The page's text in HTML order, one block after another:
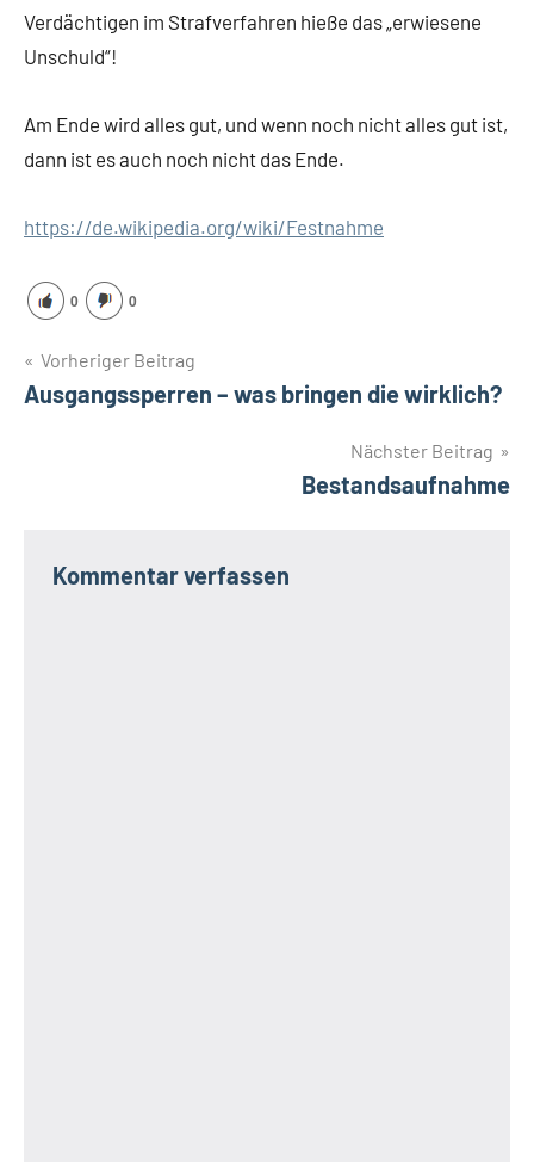
Verdächtigen im Strafverfahren hieße das „erwiesene
Unschuld“!
Am Ende wird alles gut, und wenn noch nicht alles gut ist,
dann ist es auch noch nicht das Ende.
https://de.wikipedia.org/wiki/Festnahme
0 0
Beitragsnavigation
Vorheriger Beitrag
Ausgangssperren – was bringen die wirklich?
Nächster Beitrag
Bestandsaufnahme
Kommentar verfassen